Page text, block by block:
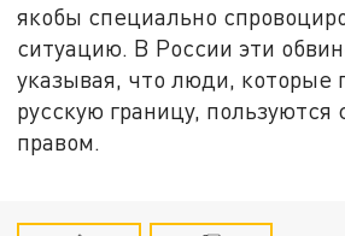
якобы специально
ситуацию. В России эти
указывая, что люди, которые
русскую границу,
правом.